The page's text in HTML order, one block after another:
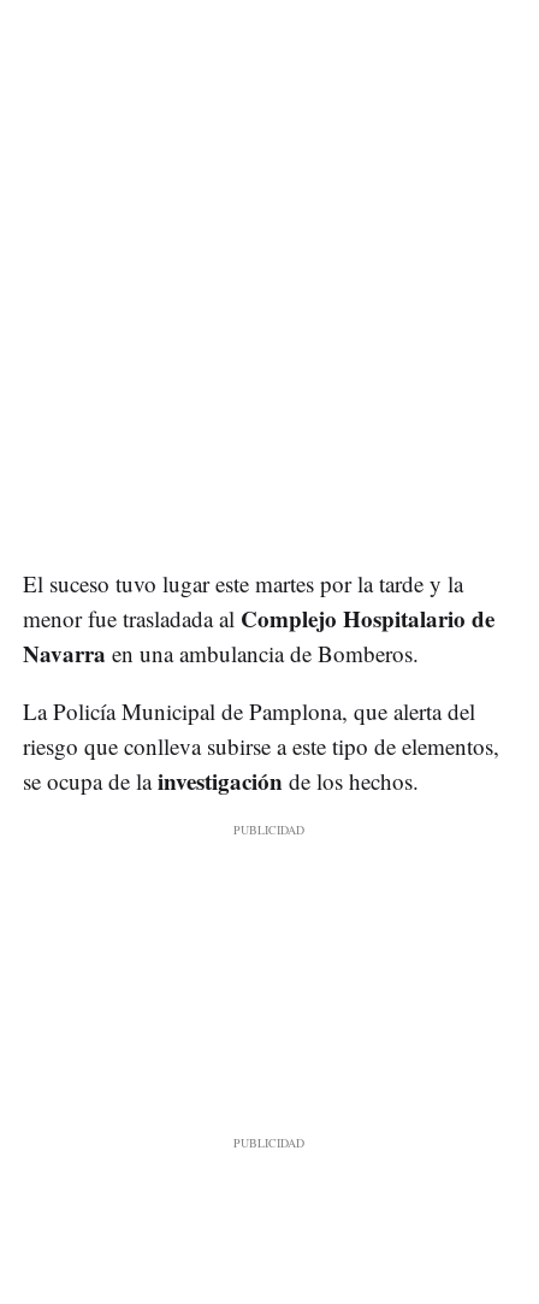
El suceso tuvo lugar este martes por la tarde y la
menor fue trasladada al Complejo Hospitalario de
Navarra en una ambulancia de Bomberos.
La Policía Municipal de Pamplona, que alerta del
riesgo que conlleva subirse a este tipo de elementos,
se ocupa de lainvestigación de los hechos.